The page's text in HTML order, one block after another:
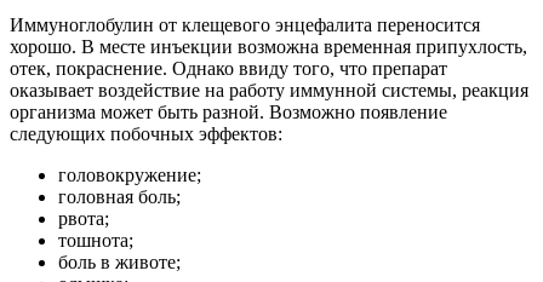
Иммуноглобулин от клещевого энцефалита переносится
хорошо. В месте инъекции возможна временная припухлость,
отек, покраснение. Однако ввиду того, что препарат
оказывает воздействие на работу иммунной системы, реакция
организма может быть разной. Возможно появление
следующих побочных эффектов:
головокружение;
головная боль;
рвота;
тошнота;
боль в животе;